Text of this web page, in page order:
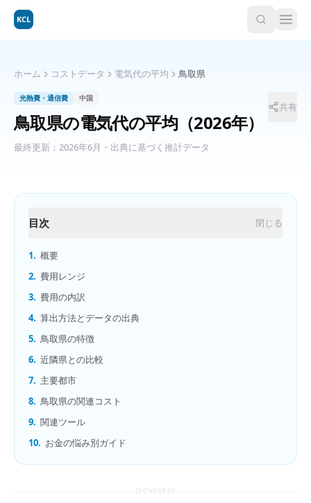
KCL
ホーム コストデータ 電気代の平均 鳥取県
光熱費・通信費 中国
鳥取県の電気代の平均 （2026年）
最終更新： 2026年6月 ・出典に基づく推計データ
共有
目次 閉じる
1. 概要
2. 費用レンジ
3. 費用の内訳
4. 算出方法とデータの出典
5. 鳥取県の特徴
6. 近隣県との比較
7. 主要都市
8. 鳥取県の関連コスト
9. 関連ツール
10. お金の悩み別ガイド
SPONSORED